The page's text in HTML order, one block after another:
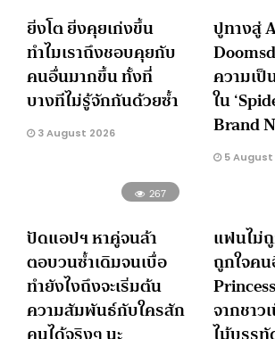
ยิ่งโต ยิ่งคุยเก่งขึ้น
ทำไมเราถึงชอบคุยกับ
คนอื่นมากขึ้น ทั้งที่
บางทีไม่รู้จักกันด้วยซ้ำ
3 August 2026
ปูทางสู่
ความเ
ใน
Brand
5 August
267
ปัดแอปฯ หาคู่จนล้า
ตอบวนซ้ำเดิมจนเบื่อ
ทำยังไงถึงจะเริ่มต้น
ความสัมพันธ์กับใครสัก
แฟนไม่ถู
ถูกใจค
จากชาว